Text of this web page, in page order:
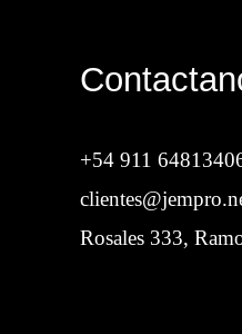
+54 911
Rosales 333,